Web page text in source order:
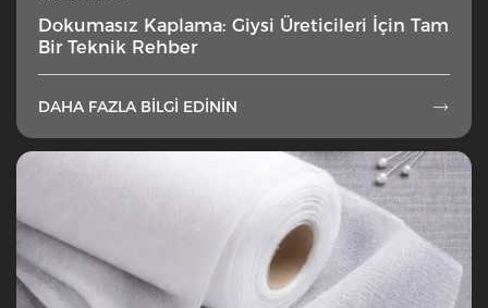
Dokumasız Kaplama: Giysi Üreticileri İçin Tam
Bir Teknik Rehber
DAHA FAZLA BILGI EDININ 